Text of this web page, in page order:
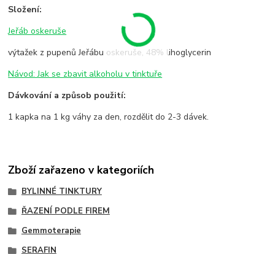
Složení:
Jeřáb oskeruše
výtažek z pupenů Jeřábu oskeruše, 48% lihoglycerin
Návod: Jak se zbavit alkoholu v tinktuře
Dávkování a způsob použití:
1 kapka na 1 kg váhy za den, rozdělit do 2-3 dávek.
Zboží zařazeno v kategoriích
BYLINNÉ TINKTURY
ŘAZENÍ PODLE FIREM
Gemmoterapie
SERAFIN